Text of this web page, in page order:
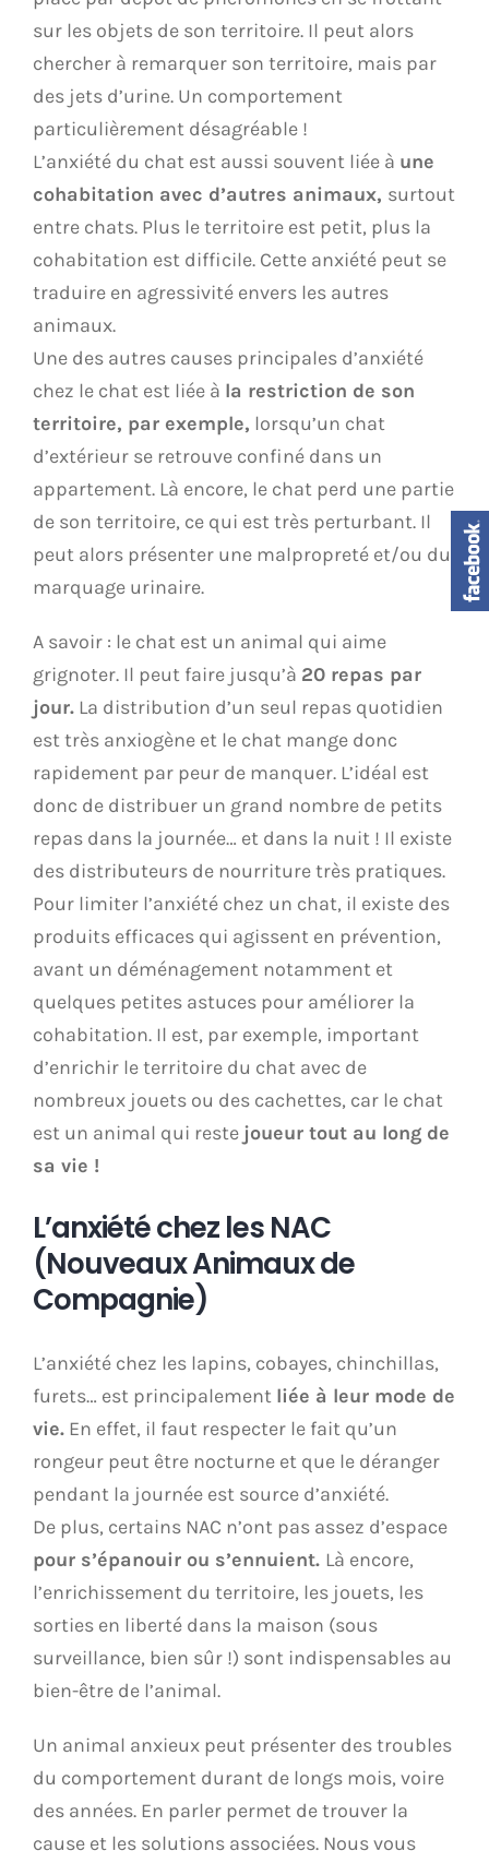
sur les objets de son territoire. Il peut alors
chercher à remarquer son territoire, mais par
des jets d’urine. Un comportement
particulièrement désagréable !
L’anxiété du chat est aussi souvent liée à une
cohabitation avec d’autres animaux, surtout
entre chats. Plus le territoire est petit, plus la
cohabitation est difficile. Cette anxiété peut se
traduire en agressivité envers les autres
animaux.
Une des autres causes principales d’anxiété
chez le chat est liée à la restriction de son
territoire, par exemple, lorsqu’un chat
d’extérieur se retrouve confiné dans un
appartement. Là encore, le chat perd une partie
de son territoire, ce qui est très perturbant. Il
peut alors présenter une malpropreté et/ou du
marquage urinaire.
A savoir : le chat est un animal qui aime
grignoter. Il peut faire jusqu’à 20 repas par
jour. La distribution d’un seul repas quotidien
est très anxiogène et le chat mange donc
rapidement par peur de manquer. L’idéal est
donc de distribuer un grand nombre de petits
repas dans la journée… et dans la nuit ! Il existe
des distributeurs de nourriture très pratiques.
Pour limiter l’anxiété chez un chat, il existe des
produits efficaces qui agissent en prévention,
avant un déménagement notamment et
quelques petites astuces pour améliorer la
cohabitation. Il est, par exemple, important
d’enrichir le territoire du chat avec de
nombreux jouets ou des cachettes, car le chat
est un animal qui reste joueur tout au long de
sa vie !
L’anxiété chez les NAC
(Nouveaux Animaux de
Compagnie)
L’anxiété chez les lapins, cobayes, chinchillas,
furets… est principalement liée à leur mode de
vie. En effet, il faut respecter le fait qu’un
rongeur peut être nocturne et que le déranger
pendant la journée est source d’anxiété.
De plus, certains NAC n’ont pas assez d’espace
pour s’épanouir ou s’ennuient. Là encore,
l’enrichissement du territoire, les jouets, les
sorties en liberté dans la maison (sous
surveillance, bien sûr !) sont indispensables au
bien-être de l’animal.
Un animal anxieux peut présenter des troubles
du comportement durant de longs mois, voire
des années. En parler permet de trouver la
cause et les solutions associées. Nous vous